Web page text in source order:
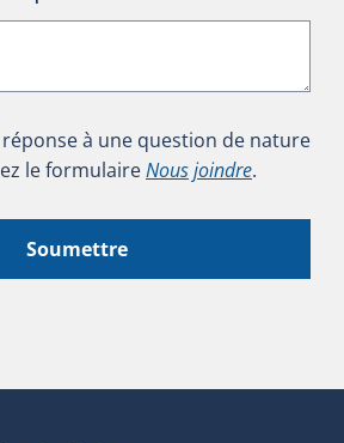
à une question de nature
le formulaireNous joindre.
Soumettre